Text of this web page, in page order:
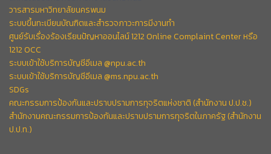
วารสารมหาวิทยาลัยนครพนม
ระบบขึ้นทะเบียนบัณฑิตและสำรวจภาวะการมีงานทำ
ศูนย์รับเรื่องร้องเรียนปัญหาออนไลน์ 1212 Online Complaint Center หรือ
1212 OCC
ระบบเข้าใช้บริการบัญชีอีเมล @npu.ac.th
ระบบเข้าใช้บริการบัญชีอีเมล @ms.npu.ac.th
SDGs
คณะกรรมการป้องกันและปราบปรามการทุจริตแห่งชาติ (สำนักงาน ป.ป.ช.)
สำนักงานคณะกรรมการป้องกันและปราบปรามการทุจริตในภาครัฐ (สำนักงาน
ป.ป.ท.)